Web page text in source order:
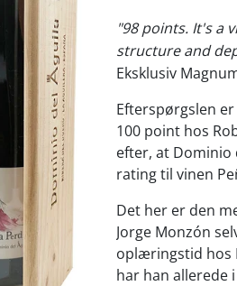
"98 points. It's a
structure and
Eksklusiv
Efterspørgslen
100 point hos
efter, at Dominio
rating til vinen
Det her er den
Jorge Monzón
oplæringstid hos
har han allerede